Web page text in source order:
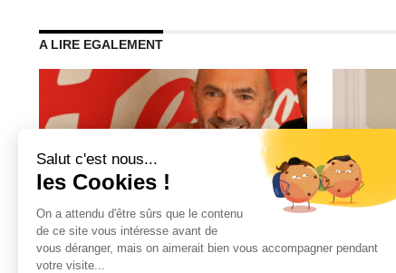
A LIRE EGALEMENT
Comment développer ses activités B2B dans le
sport amateur ?
G. Sarfati
amateur
mais